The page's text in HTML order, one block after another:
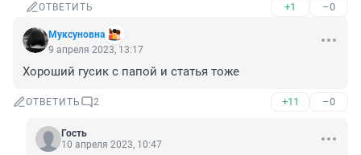
ОТВЕТИТЬ +1 –0
Муксуновна
9 апреля 2023, 13:17
Хороший гусик с папой и статья тоже
ОТВЕТИТЬ 2 +11 –0
Гость
10 апреля 2023, 10:47